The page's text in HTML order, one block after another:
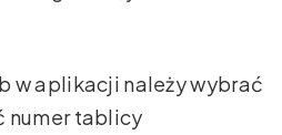
w aplikacji należy wybrać
numer tablicy